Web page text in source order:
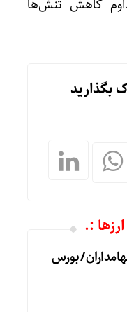
کاهش تنش‌ها
بگذارید
:.
/ بورس